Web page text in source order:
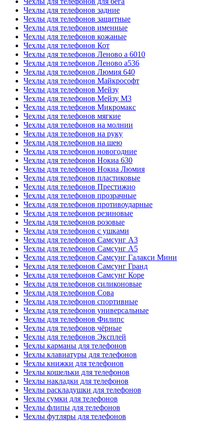
Чехлы для телефонов задние
Чехлы для телефонов защитные
Чехлы для телефонов именные
Чехлы для телефонов кожаные
Чехлы для телефонов Кот
Чехлы для телефонов Леново а 6010
Чехлы для телефонов Леново а536
Чехлы для телефонов Люмия 640
Чехлы для телефонов Майкрософт
Чехлы для телефонов Мейзу
Чехлы для телефонов Мейзу М3
Чехлы для телефонов Микромакс
Чехлы для телефонов мягкие
Чехлы для телефонов на молнии
Чехлы для телефонов на руку
Чехлы для телефонов на шею
Чехлы для телефонов новогодние
Чехлы для телефонов Нокиа 630
Чехлы для телефонов Нокиа Люмия
Чехлы для телефонов пластиковые
Чехлы для телефонов Престижио
Чехлы для телефонов прозрачные
Чехлы для телефонов противоударные
Чехлы для телефонов резиновые
Чехлы для телефонов розовые
Чехлы для телефонов с ушками
Чехлы для телефонов Самсунг А3
Чехлы для телефонов Самсунг А5
Чехлы для телефонов Самсунг Галакси Мини
Чехлы для телефонов Самсунг Гранд
Чехлы для телефонов Самсунг Коре
Чехлы для телефонов силиконовые
Чехлы для телефонов Сова
Чехлы для телефонов спортивные
Чехлы для телефонов универсальные
Чехлы для телефонов Филипс
Чехлы для телефонов чёрные
Чехлы для телефонов Эксплей
Чехлы карманы для телефонов
Чехлы клавиатуры для телефонов
Чехлы книжки для телефонов
Чехлы кошельки для телефонов
Чехлы накладки для телефонов
Чехлы раскладушки для телефонов
Чехлы сумки для телефонов
Чехлы флипы для телефонов
Чехлы футляры для телефонов